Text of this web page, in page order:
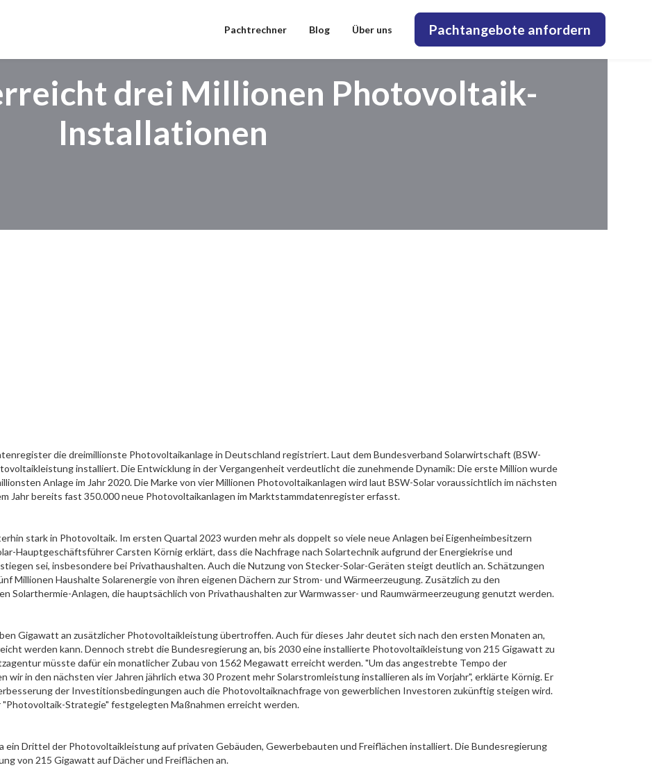
Pachtrechner Blog Über uns Pachtangebote anfordern
drei Millionen Photovoltaik-
Installationen
die dreimillionste Photovoltaikanlage in Deutschland registriert. Laut dem Bundesverband Solarwirtschaft (BSW-
installiert. Die Entwicklung in der Vergangenheit verdeutlicht die zunehmende Dynamik: Die erste Million wurde
Anlage im Jahr 2020. Die Marke von vier Millionen Photovoltaikanlagen wird laut BSW-Solar voraussichtlich im nächsten
Jahr bereits fast 350.000 neue Photovoltaikanlagen im Marktstammdatenregister erfasst.
stark in Photovoltaik. Im ersten Quartal 2023 wurden mehr als doppelt so viele neue Anlagen bei Eigenheimbesitzern
Hauptgeschäftsführer Carsten Körnig erklärt, dass die Nachfrage nach Solartechnik aufgrund der Energiekrise und
sei, insbesondere bei Privathaushalten. Auch die Nutzung von Stecker-Solar-Geräten steigt deutlich an. Schätzungen
Millionen Haushalte Solarenergie von ihren eigenen Dächern zur Strom- und Wärmeerzeugung. Zusätzlich zu den
Solarthermie-Anlagen, die hauptsächlich von Privathaushalten zur Warmwasser- und Raumwärmeerzeugung genutzt werden.
Gigawatt an zusätzlicher Photovoltaikleistung übertroffen. Auch für dieses Jahr deutet sich nach den ersten Monaten an,
werden kann. Dennoch strebt die Bundesregierung an, bis 2030 eine installierte Photovoltaikleistung von 215 Gigawatt zu
müsste dafür ein monatlicher Zubau von 1562 Megawatt erreicht werden. "Um das angestrebte Tempo der
wir in den nächsten vier Jahren jährlich etwa 30 Prozent mehr Solarstromleistung installieren als im Vorjahr", erklärte Körnig. Er
der Investitionsbedingungen auch die Photovoltaiknachfrage von gewerblichen Investoren zukünftig steigen wird.
"Photovoltaik-Strategie" festgelegten Maßnahmen erreicht werden.
ein Drittel der Photovoltaikleistung auf privaten Gebäuden, Gewerbebauten und Freiflächen installiert. Die Bundesregierung
von 215 Gigawatt auf Dächer und Freiflächen an.